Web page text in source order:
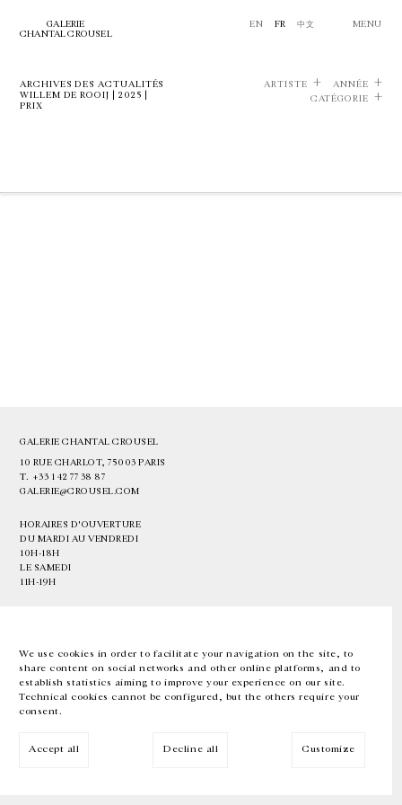
We use cookies in order to facilitate your navigation on the site, to
share content on social networks and other online platforms, and to
establish statistics aiming to improve your experience on our site.
Technical cookies cannot be configured, but the others require your
consent.
Accept all Decline all Customize
GALERIE
CHANTAL CROUSEL
EN FR 中文 MENU
ARCHIVES DES ACTUALITÉS
WILLEM DE ROOIJ | 2025 |
PRIX
ARTISTE
ANNÉE
CATÉGORIE
GALERIE CHANTAL CROUSEL
10 RUE CHARLOT, 75003 PARIS
T. +33 1 42 77 38 87
GALERIE@CROUSEL.COM
HORAIRES D'OUVERTURE
DU MARDI AU VENDREDI
10H-18H
LE SAMEDI
11H-19H
EN FR 中文 Facebook Instagram
Inscrivez-vous à notre newsletter